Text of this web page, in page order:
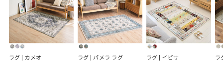
ラグ | カメオ ラグ | パメラ ラグ ラグ | イビサ ラ